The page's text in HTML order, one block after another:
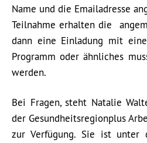
Name und die Emailadresse
Teilnahme erhalten die
dann eine Einladung mit
Programm oder ähnliches
werden.
Bei Fragen, steht Natalie
der Gesundheitsregionplus
zur Verfügung. Sie ist unter